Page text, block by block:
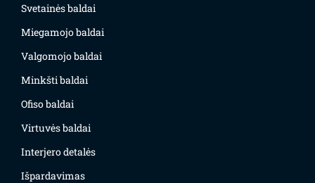
Svetainės baldai
Miegamojo baldai
Valgomojo baldai
Minkšti baldai
Ofiso baldai
Virtuvės baldai
Interjero detalės
Išpardavimas